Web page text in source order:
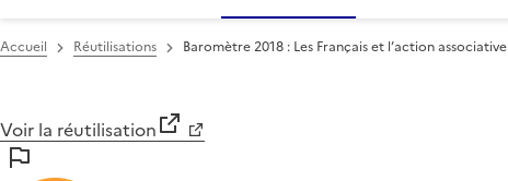
Accueil Réutilisations Baromètre 2018 : Les Français et l’action associative
Voir la réutilisation